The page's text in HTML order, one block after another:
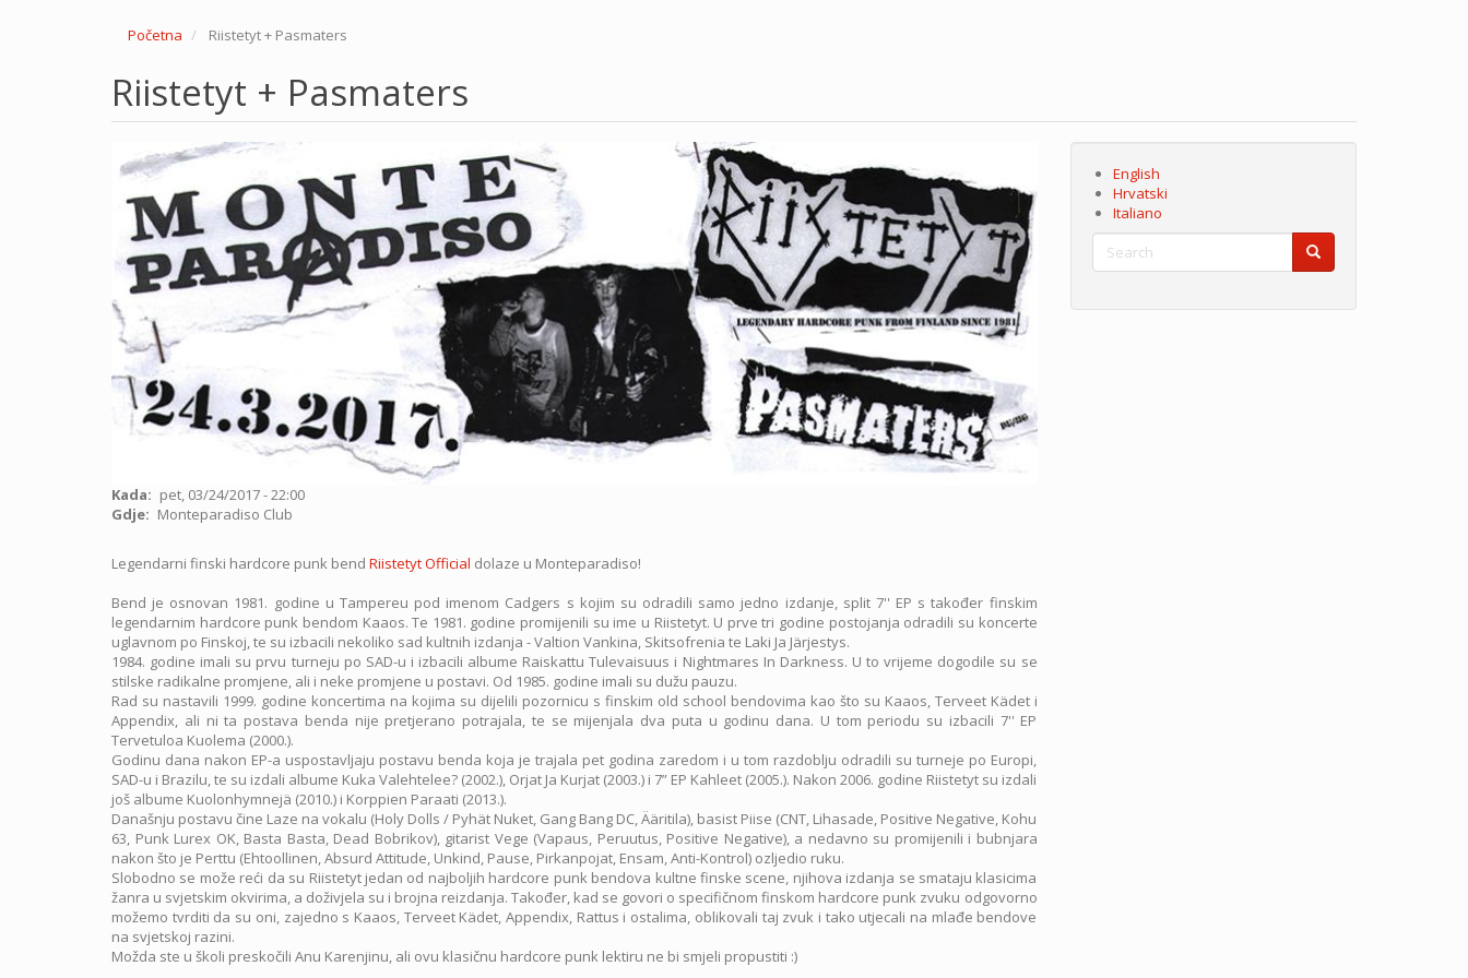
Početna Riistetyt + Pasmaters
Riistetyt + Pasmaters
Kada
pet, 03/24/2017 - 22:00
Gdje
Monteparadiso Club
Legendarni finski hardcore punk bend Riistetyt Official dolaze u Monteparadiso!
Bend je osnovan 1981. godine u Tampereu pod imenom Cadgers s kojim su odradili samo jedno izdanje, split 7'' EP s također finskim
legendarnim hardcore punk bendom Kaaos. Te 1981. godine promijenili su ime u Riistetyt. U prve tri godine postojanja odradili su koncerte
uglavnom po Finskoj, te su izbacili nekoliko sad kultnih izdanja - Valtion Vankina, Skitsofrenia te Laki Ja Järjestys.
1984. godine imali su prvu turneju po SAD-u i izbacili albume Raiskattu Tulevaisuus i Nightmares In Darkness. U to vrijeme dogodile su se
stilske radikalne promjene, ali i neke promjene u postavi. Od 1985. godine imali su dužu pauzu.
Rad su nastavili 1999. godine koncertima na kojima su dijelili pozornicu s finskim old school bendovima kao što su Kaaos, Terveet Kädet i
Appendix, ali ni ta postava benda nije pretjerano potrajala, te se mijenjala dva puta u godinu dana. U tom periodu su izbacili 7'' EP
Tervetuloa Kuolema (2000.).
Godinu dana nakon EP-a uspostavljaju postavu benda koja je trajala pet godina zaredom i u tom razdoblju odradili su turneje po Europi,
SAD-u i Brazilu, te su izdali albume Kuka Valehtelee? (2002.), Orjat Ja Kurjat (2003.) i 7” EP Kahleet (2005.). Nakon 2006. godine Riistetyt su izdali
još albume Kuolonhymnejä (2010.) i Korppien Paraati (2013.).
Današnju postavu čine Laze na vokalu (Holy Dolls / Pyhät Nuket, Gang Bang DC, Ääritila), basist Piise (CNT, Lihasade, Positive Negative, Kohu
63, Punk Lurex OK, Basta Basta, Dead Bobrikov), gitarist Vege (Vapaus, Peruutus, Positive Negative), a nedavno su promijenili i bubnjara
nakon što je Perttu (Ehtoollinen, Absurd Attitude, Unkind, Pause, Pirkanpojat, Ensam, Anti-Kontrol) ozljedio ruku.
Slobodno se može reći da su Riistetyt jedan od najboljih hardcore punk bendova kultne finske scene, njihova izdanja se smataju klasicima
žanra u svjetskim okvirima, a doživjela su i brojna reizdanja. Također, kad se govori o specifičnom finskom hardcore punk zvuku odgovorno
možemo tvrditi da su oni, zajedno s Kaaos, Terveet Kädet, Appendix, Rattus i ostalima, oblikovali taj zvuk i tako utjecali na mlađe bendove
na svjetskoj razini.
Možda ste u školi preskočili Anu Karenjinu, ali ovu klasičnu hardcore punk lektiru ne bi smjeli propustiti :)
English
Hrvatski
Italiano
Search
Search Search